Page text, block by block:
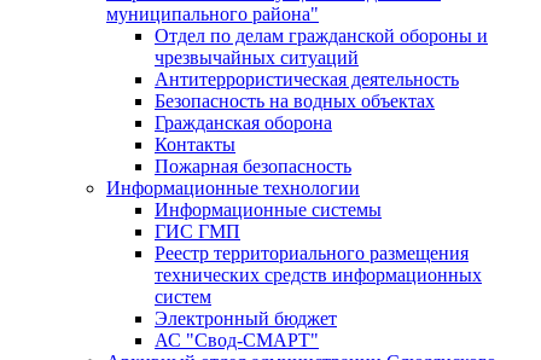
муниципального района"
Отдел по делам гражданской обороны и
чрезвычайных ситуаций
Антитеррористическая деятельность
Безопасность на водных объектах
Гражданская оборона
Контакты
Пожарная безопасность
Информационные технологии
Информационные системы
ГИС ГМП
Реестр территориального размещения
технических средств информационных
систем
Электронный бюджет
АС "Свод-СМАРТ"